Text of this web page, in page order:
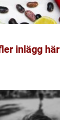
inlägg här